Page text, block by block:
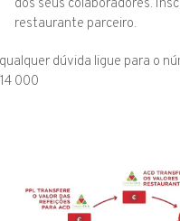
dos seus colaboradores.
restaurante parceiro.
dúvida ligue para o
000